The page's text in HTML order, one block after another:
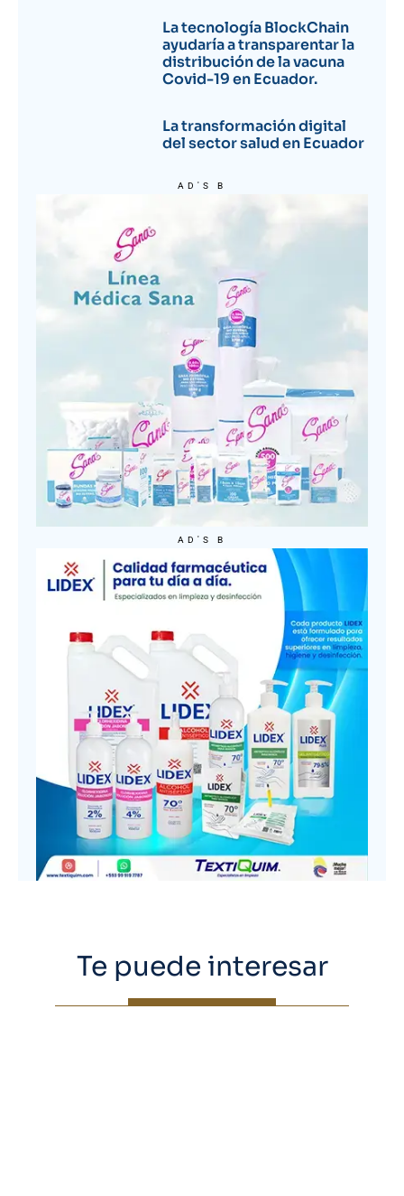
La tecnología BlockChain
ayudaría a transparentar la
distribución de la vacuna
Covid-19 en Ecuador.
La transformación digital
del sector salud en Ecuador
AD'S B
AD'S B
Te puede interesar